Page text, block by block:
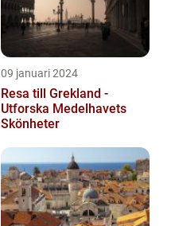
09 januari 2024
Resa till Grekland -
Utforska Medelhavets
Skönheter